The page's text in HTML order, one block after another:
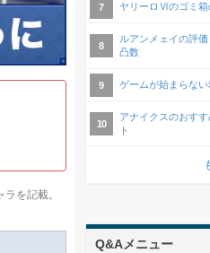
を記載。
ヤリーロⅥのゴミ箱
ルアンメェイの評
凸数
ゲームが始まらな
アナイクスのおす
ト
Q&Aメニュー